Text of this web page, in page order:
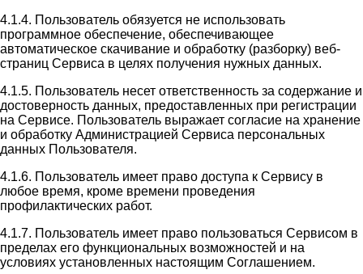
4.1.4. Пользователь обязуется не использовать
программное обеспечение, обеспечивающее
автоматическое скачивание и обработку (разборку) веб-
страниц Сервиса в целях получения нужных данных.
4.1.5. Пользователь несет ответственность за содержание и
достоверность данных, предоставленных при регистрации
на Сервисе. Пользователь выражает согласие на хранение
и обработку Администрацией Сервиса персональных
данных Пользователя.
4.1.6. Пользователь имеет право доступа к Сервису в
любое время, кроме времени проведения
профилактических работ.
4.1.7. Пользователь имеет право пользоваться Сервисом в
пределах его функциональных возможностей и на
условиях установленных настоящим Соглашением.